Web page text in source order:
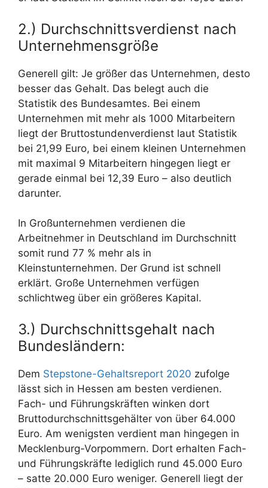
2.) Durchschnittsverdienst nach
Unternehmensgröße
Generell gilt: Je größer das Unternehmen, desto
besser das Gehalt. Das belegt auch die
Statistik des Bundesamtes. Bei einem
Unternehmen mit mehr als 1000 Mitarbeitern
liegt der Bruttostundenverdienst laut Statistik
bei 21,99 Euro, bei einem kleinen Unternehmen
mit maximal 9 Mitarbeitern hingegen liegt er
gerade einmal bei 12,39 Euro – also deutlich
darunter.
In Großunternehmen verdienen die
Arbeitnehmer in Deutschland im Durchschnitt
somit rund 77 % mehr als in
Kleinstunternehmen. Der Grund ist schnell
erklärt. Große Unternehmen verfügen
schlichtweg über ein größeres Kapital.
3.) Durchschnittsgehalt nach
Bundesländern:
Dem Stepstone-Gehaltsreport 2020 zufolge
lässt sich in Hessen am besten verdienen.
Fach- und Führungskräften winken dort
Bruttodurchschnittsgehälter von über 64.000
Euro. Am wenigsten verdient man hingegen in
Mecklenburg-Vorpommern. Dort erhalten Fach-
und Führungskräfte lediglich rund 45.000 Euro
– satte 20.000 Euro weniger. Generell liegt der